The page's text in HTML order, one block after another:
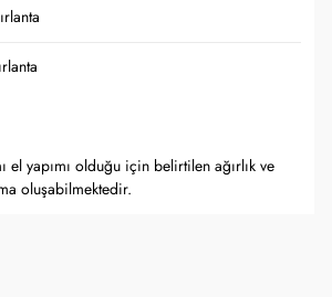
el yapımı olduğu için belirtilen ağırlık ve
oluşabilmektedir.